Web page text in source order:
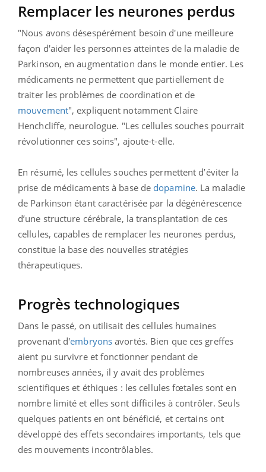
Remplacer les neurones perdus
"Nous avons désespérément besoin d'une meilleure
façon d'aider les personnes atteintes de la maladie de
Parkinson, en augmentation dans le monde entier. Les
médicaments ne permettent que partiellement de
traiter les problèmes de coordination et de
mouvement", expliquent notamment Claire
Henchcliffe, neurologue. "Les cellules souches pourrait
révolutionner ces soins", ajoute-t-elle.
En résumé, les cellules souches permettent d’éviter la
prise de médicaments à base de dopamine. La maladie
de Parkinson étant caractérisée par la dégénérescence
d’une structure cérébrale, la transplantation de ces
cellules, capables de remplacer les neurones perdus,
constitue la base des nouvelles stratégies
thérapeutiques.
Progrès technologiques
Dans le passé, on utilisait des cellules humaines
provenant d'embryons avortés. Bien que ces greffes
aient pu survivre et fonctionner pendant de
nombreuses années, il y avait des problèmes
scientifiques et éthiques : les cellules fœtales sont en
nombre limité et elles sont difficiles à contrôler. Seuls
quelques patients en ont bénéficié, et certains ont
développé des effets secondaires importants, tels que
des mouvements incontrôlables.